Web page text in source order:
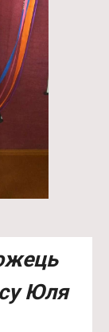
Юля